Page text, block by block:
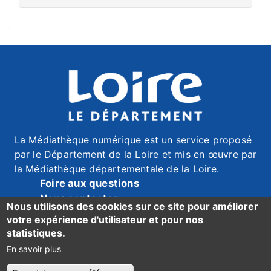
La Médiathèque numérique est un service proposé
par le Département de la Loire et mis en œuvre par
la Médiathèque départementale de la Loire.
Foire aux questions
Nous contacter
Mentions légales
Données personnelles
Accessibilité du site : mention de conformité ici
Nous utilisons des cookies sur ce site pour améliorer
votre expérience d'utilisateur et pour nos
statistiques.
En savoir plus